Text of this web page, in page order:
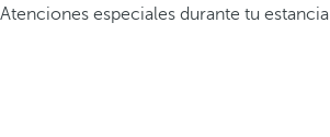
Atenciones especiales durante tu estancia